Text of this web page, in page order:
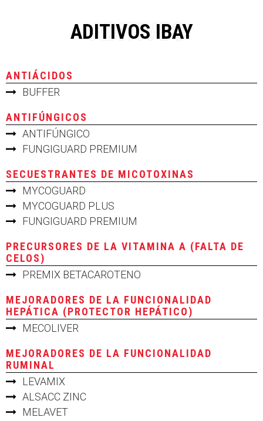
ADITIVOS IBAY
ANTIÁCIDOS
BUFFER
ANTIFÚNGICOS
ANTIFÚNGICO
FUNGIGUARD PREMIUM
SECUESTRANTES DE MICOTOXINAS
MYCOGUARD
MYCOGUARD PLUS
FUNGIGUARD PREMIUM
PRECURSORES DE LA VITAMINA A (FALTA DE
CELOS)
PREMIX BETACAROTENO
MEJORADORES DE LA FUNCIONALIDAD
HEPÁTICA (PROTECTOR HEPÁTICO)
MECOLIVER
MEJORADORES DE LA FUNCIONALIDAD
RUMINAL
LEVAMIX
ALSACC ZINC
MELAVET